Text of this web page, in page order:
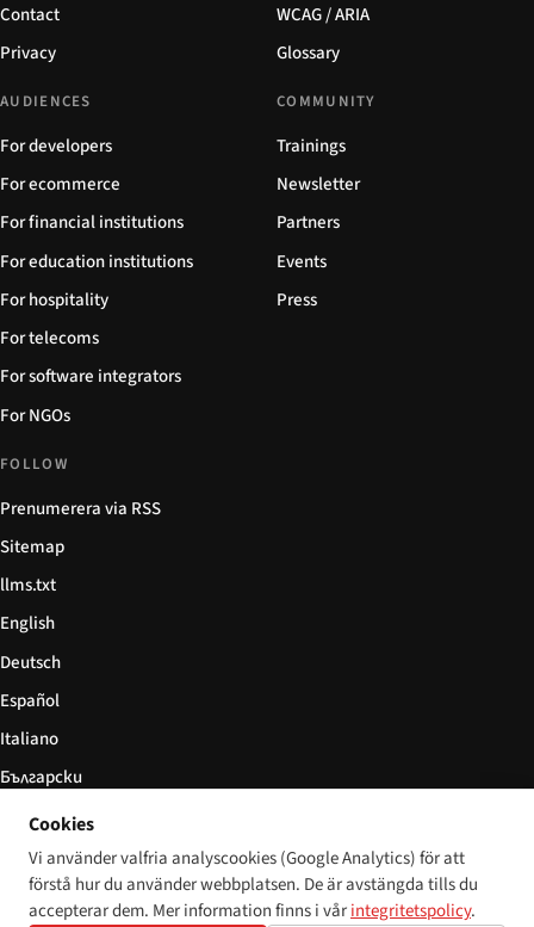
Contact
Privacy
WCAG / ARIA
Glossary
AUDIENCES
For developers
For ecommerce
For financial institutions
For education institutions
For hospitality
For telecoms
For software integrators
For NGOs
COMMUNITY
Trainings
Newsletter
Partners
Events
Press
FOLLOW
Prenumerera via RSS
Sitemap
llms.txt
English
Deutsch
Español
Italiano
Български
简体中文
Cookies
Vi använder valfria analyscookies (Google Analytics) för att
förstå hur du använder webbplatsen. De är avstängda tills du
accepterar dem. Mer information finns i vårintegritetspolicy.